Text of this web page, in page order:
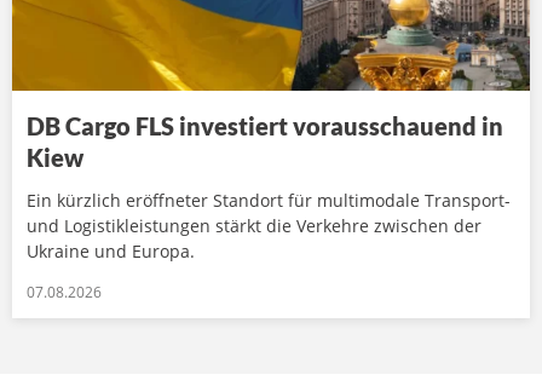
DB Cargo FLS investiert vorausschauend in
Kiew
Ein kürzlich eröffneter Standort für multimodale Transport-
und Logistikleistungen stärkt die Verkehre zwischen der
Ukraine und Europa.
07.08.2026